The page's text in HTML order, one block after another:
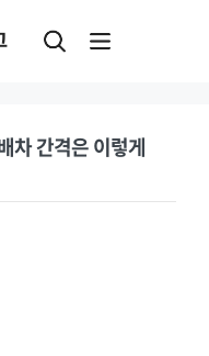
간격은 이렇게